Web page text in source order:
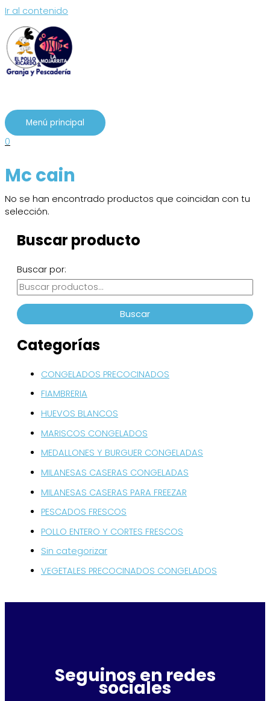
Ir al contenido
Menú principal
0
Mc cain
No se han encontrado productos que coincidan con tu
selección.
Buscar producto
Buscar por:
Buscar
Categorías
CONGELADOS PRECOCINADOS
FIAMBRERIA
HUEVOS BLANCOS
MARISCOS CONGELADOS
MEDALLONES Y BURGUER CONGELADAS
MILANESAS CASERAS CONGELADAS
MILANESAS CASERAS PARA FREEZAR
PESCADOS FRESCOS
POLLO ENTERO Y CORTES FRESCOS
Sin categorizar
VEGETALES PRECOCINADOS CONGELADOS
Seguinos en redes
sociales